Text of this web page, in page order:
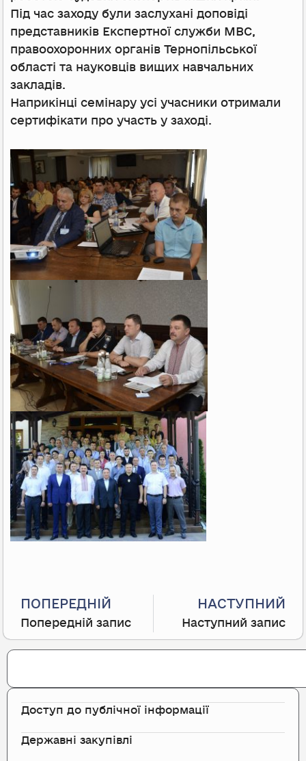
Під час заходу були заслухані доповіді
представників Експертної служби МВС,
правоохоронних органів Тернопільської
області та науковців вищих навчальних
закладів.
Наприкінці семінару усі учасники отримали
сертифікати про участь у заході.
ПОПЕРЕДНІЙ
Попередній запис
НАСТУПНИЙ
Наступний запис
Search
Доступ до публічної інформації
Державні закупівлі